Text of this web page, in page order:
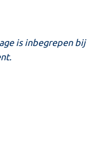
is inbegrepen bij